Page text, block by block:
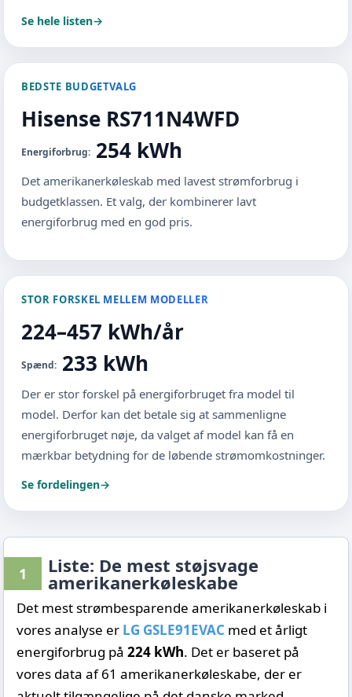
Se hele listen→
BEDSTE BUDGETVALG
Hisense RS711N4WFD
Energiforbrug: 254 kWh
Det amerikanerkøleskab med lavest strømforbrug i
budgetklassen. Et valg, der kombinerer lavt
energiforbrug med en god pris.
STOR FORSKEL MELLEM MODELLER
224–457 kWh/år
Spænd: 233 kWh
Der er stor forskel på energiforbruget fra model til
model. Derfor kan det betale sig at sammenligne
energiforbruget nøje, da valget af model kan få en
mærkbar betydning for de løbende strømomkostninger.
Se fordelingen→
1 Liste: De mest støjsvage
amerikanerkøleskabe
Det mest strømbesparende amerikanerkøleskab i
vores analyse er LG GSLE91EVAC med et årligt
energiforbrug på 224 kWh. Det er baseret på
vores data af 61 amerikanerkøleskabe, der er